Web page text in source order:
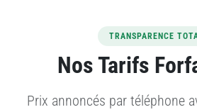
TRANSPARENCE
Nos Tarifs
Prix annoncés par téléphone